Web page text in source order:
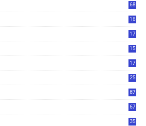
68
16
17
15
17
25
87
67
35